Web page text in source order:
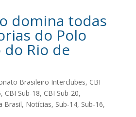
domina todas
do Polo
Rio de
Brasileiro Interclubes, CBI
, CBI Sub-18, CBI Sub-20,
Brasil, Notícias, Sub-14, Sub-16,